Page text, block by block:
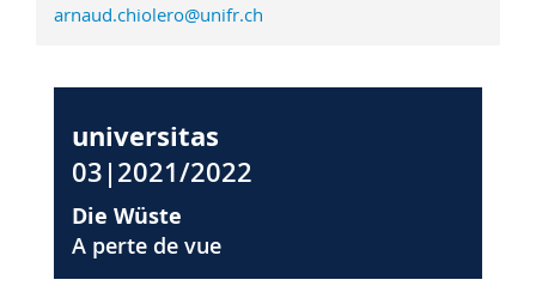
arnaud.chiolero@unifr.ch
universitas
03|2021/2022
Die Wüste
A perte de vue